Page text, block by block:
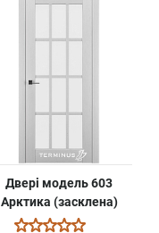
Двері модель 603
Арктика (засклена)